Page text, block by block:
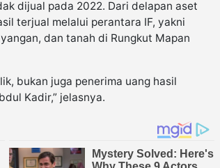
dijual pada 2022. Dari delapan aset
terjual melalui perantara IF, yakni
dan tanah di Rungkut Mapan
bukan juga penerima uang hasil
Kadir,” jelasnya.